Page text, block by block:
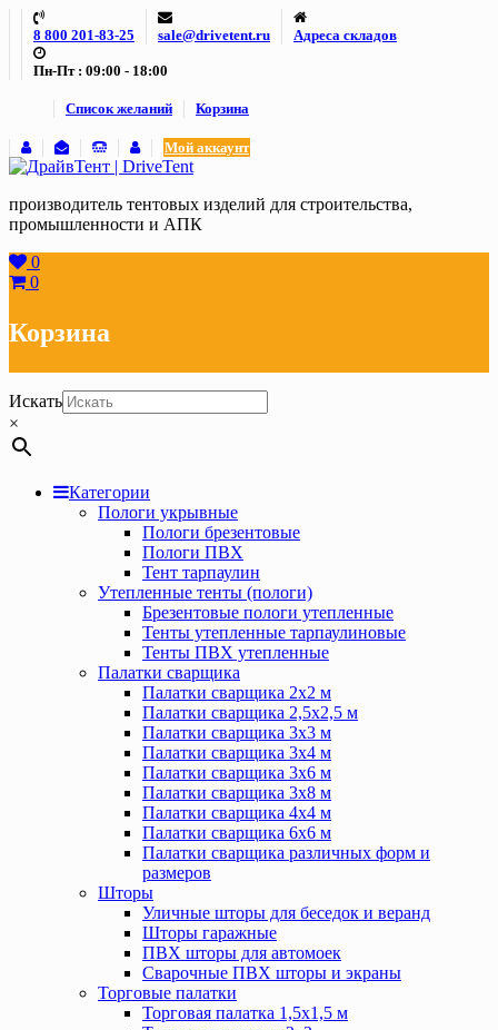
Skip
content
8 800 201-83-25 sale@drivetent.ru Адреса складов
Пн-Пт : 09:00 - 18:00
Список желаний Корзина
Мой аккаунт
производитель тентовых изделий для строительства,
промышленности и АПК
0
0
Корзина
Искать
×
Категории
Пологи укрывные
Пологи брезентовые
Пологи ПВХ
Тент тарпаулин
Утепленные тенты (пологи)
Брезентовые пологи утепленные
Тенты утепленные тарпаулиновые
Тенты ПВХ утепленные
Палатки сварщика
Палатки сварщика 2х2 м
Палатки сварщика 2,5х2,5 м
Палатки сварщика 3х3 м
Палатки сварщика 3х4 м
Палатки сварщика 3х6 м
Палатки сварщика 3х8 м
Палатки сварщика 4х4 м
Палатки сварщика 6х6 м
Палатки сварщика различных форм и
размеров
Шторы
Уличные шторы для беседок и веранд
Шторы гаражные
ПВХ шторы для автомоек
Сварочные ПВХ шторы и экраны
Торговые палатки
Торговая палатка 1,5х1,5 м